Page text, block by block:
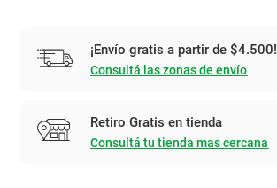
¡Envío gratis a partir de $4.500!
Consultá las zonas de envío
Retiro Gratis en tienda
Consultá tu tienda mas cercana